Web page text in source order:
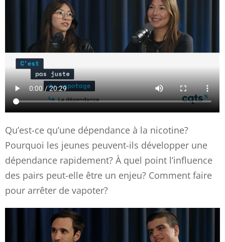
Qu’est-ce qu’une dépendance à la nicotine?
Pourquoi les jeunes peuvent-ils développer une
dépendance rapidement? À quel point l’influence
des pairs peut-elle être un enjeu? Comment faire
pour arrêter de vapoter?